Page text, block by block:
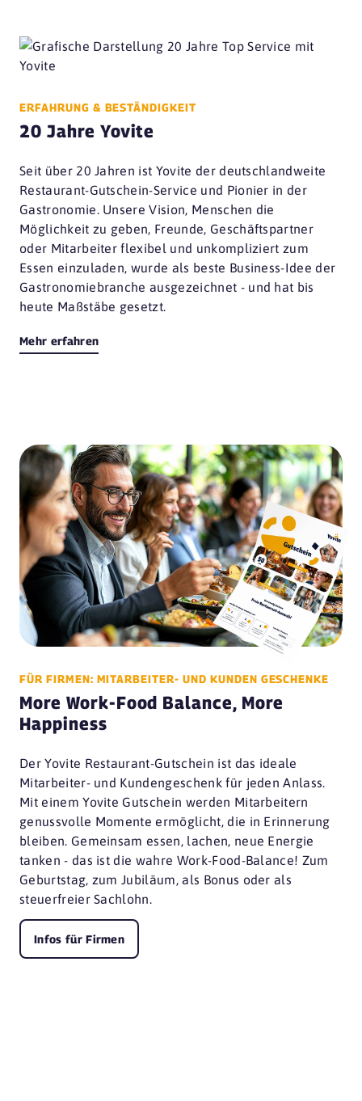
ERFAHRUNG & BESTÄNDIGKEIT
20 Jahre Yovite
Seit über 20 Jahren ist Yovite der deutschlandweite
Restaurant-Gutschein-Service und Pionier in der
Gastronomie. Unsere Vision, Menschen die
Möglichkeit zu geben, Freunde, Geschäftspartner
oder Mitarbeiter flexibel und unkompliziert zum
Essen einzuladen, wurde als beste Business-Idee der
Gastronomiebranche ausgezeichnet - und hat bis
heute Maßstäbe gesetzt.
Mehr erfahren
FÜR FIRMEN: MITARBEITER- UND KUNDEN GESCHENKE
More Work-Food Balance, More
Happiness
Der Yovite Restaurant-Gutschein ist das ideale
Mitarbeiter- und Kundengeschenk für jeden Anlass.
Mit einem Yovite Gutschein werden Mitarbeitern
genussvolle Momente ermöglicht, die in Erinnerung
bleiben. Gemeinsam essen, lachen, neue Energie
tanken - das ist die wahre Work-Food-Balance! Zum
Geburtstag, zum Jubiläum, als Bonus oder als
steuerfreier Sachlohn.
Infos für Firmen